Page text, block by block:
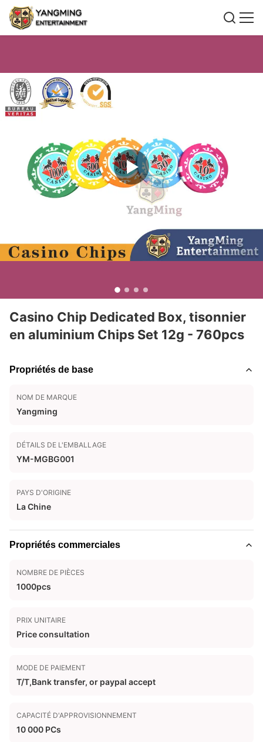
Casino Chip Dedicated Box, tisonnier
en aluminium Chips Set 12g - 760pcs
Propriétés de base
NOM DE MARQUE
Yangming
DÉTAILS DE L'EMBALLAGE
YM-MGBG001
PAYS D'ORIGINE
La Chine
Propriétés commerciales
NOMBRE DE PIÈCES
1000pcs
PRIX UNITAIRE
Price consultation
MODE DE PAIEMENT
T/T,Bank transfer, or paypal accept
CAPACITÉ D'APPROVISIONNEMENT
10 000 PCs